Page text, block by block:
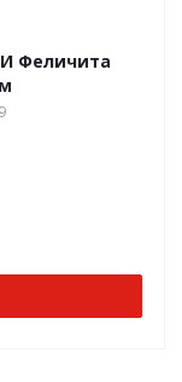
Феличита